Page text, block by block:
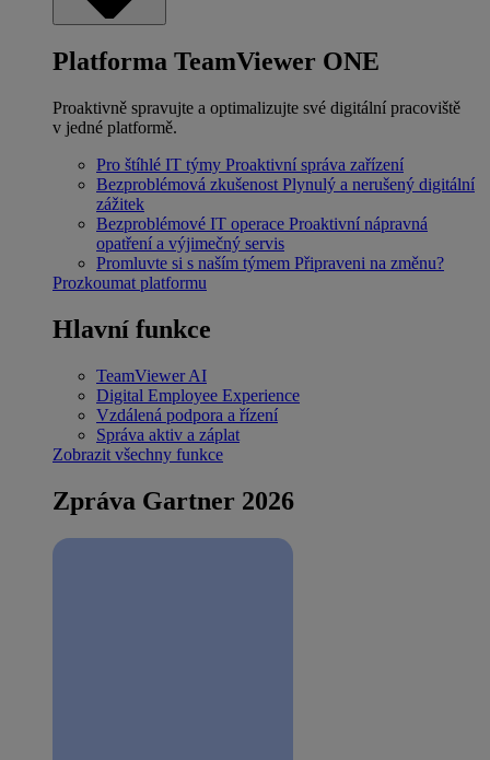
Platforma TeamViewer ONE
Proaktivně spravujte a optimalizujte své digitální pracoviště
v jedné platformě.
Pro štíhlé IT týmy Proaktivní správa zařízení
Bezproblémová zkušenost Plynulý a nerušený digitální
zážitek
Bezproblémové IT operace Proaktivní nápravná
opatření a výjimečný servis
Promluvte si s naším týmem Připraveni na změnu?
Prozkoumat platformu
Hlavní funkce
TeamViewer AI
Digital Employee Experience
Vzdálená podpora a řízení
Správa aktiv a záplat
Zobrazit všechny funkce
Zpráva Gartner 2026